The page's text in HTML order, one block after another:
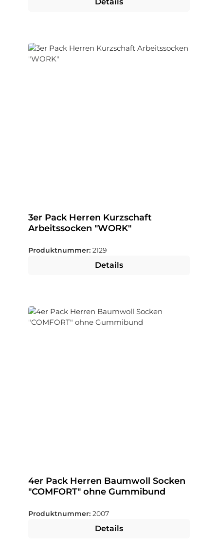
3er Pack Herren Kurzschaft
Arbeitssocken "WORK"
Produktnummer: 2129
Details
4er Pack Herren Baumwoll Socken
"COMFORT" ohne Gummibund
Produktnummer: 2007
Details